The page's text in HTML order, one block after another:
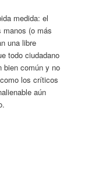
medida: el
manos (o más
una libre
todo ciudadano
bien común y no
los críticos
aún